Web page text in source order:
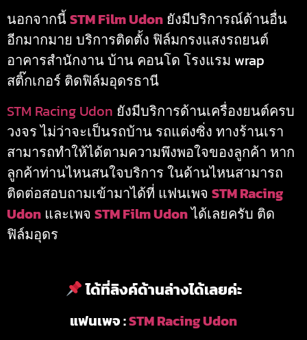
นอกจากนี้STM Film Udon ยังมีบริการณ์ด้านอื่น
อีกมากมาย บริการติดตั้ง ฟิล์มกรงแสงรถยนต์
อาคารสำนักงาน บ้าน คอนโด โรงแรม wrap
สติ๊กเกอร์ ติดฟิล์มอุดรธานี
STM Racing Udon ยังมีบริการด้านเครื่องยนต์ครบ
วงจร ไม่ว่าจะเป็นรถบ้าน รถแต่งซิ่ง ทางร้านเรา
สามารถทำให้ได้ตามความพึงพอใจของลูกค้า หาก
ลูกค้าท่านไหนสนใจบริการ ในด้านไหนสามารถ
ติดต่อสอบถามเข้ามาได้ที่ แฟนเพจ STM Racing
Udon และเพจ STM Film Udonได้เลยครับ ติด
ฟิล์มอุดร
ได้ที่ลิงค์ด้านล่างได้เลยค่ะ
แฟนเพจ :STM Racing Udon